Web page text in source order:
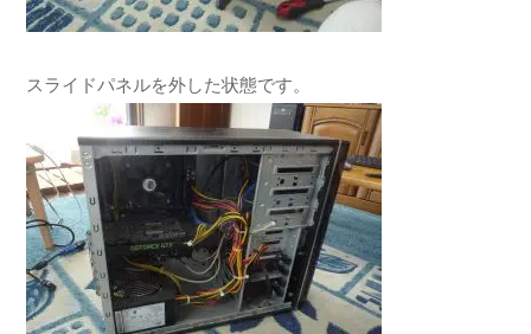
スライドパネルを外した状態です。